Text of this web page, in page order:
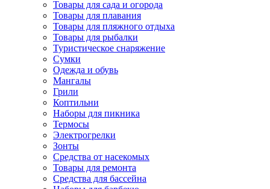
Товары для сада и огорода
Товары для плавания
Товары для пляжного отдыха
Товары для рыбалки
Туристическое снаряжение
Сумки
Одежда и обувь
Мангалы
Грили
Коптильни
Наборы для пикника
Термосы
Электрогрелки
Зонты
Средства от насекомых
Товары для ремонта
Средства для бассейна